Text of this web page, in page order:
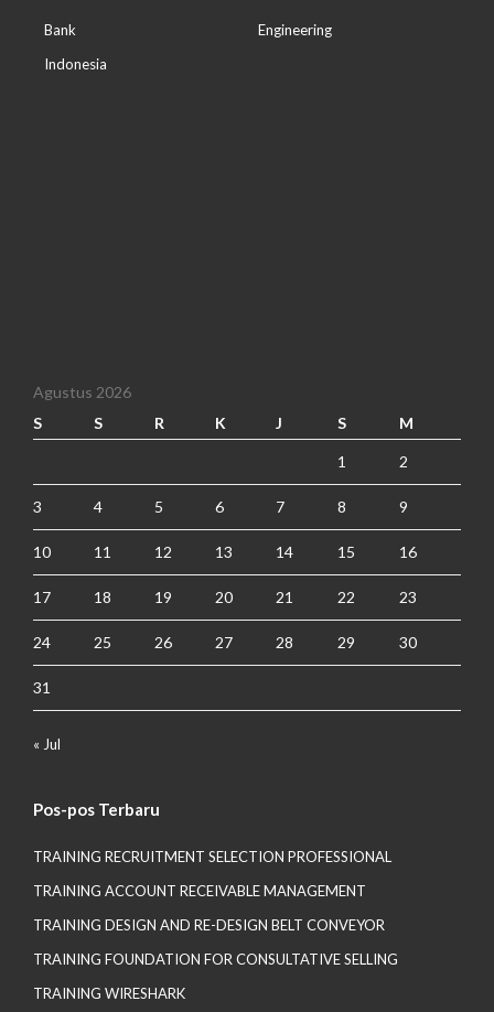
Bank
Indonesia
Engineering
Agustus 2026
S
S R K J S M
1 2
3 4 5 6 7 8 9
10 11 12 13 14 15 16
17 18 19 20 21 22 23
24 25 26 27 28 29 30
31
« Jul
Pos-pos Terbaru
TRAINING RECRUITMENT SELECTION PROFESSIONAL
TRAINING ACCOUNT RECEIVABLE MANAGEMENT
TRAINING DESIGN AND RE-DESIGN BELT CONVEYOR
TRAINING FOUNDATION FOR CONSULTATIVE SELLING
TRAINING WIRESHARK